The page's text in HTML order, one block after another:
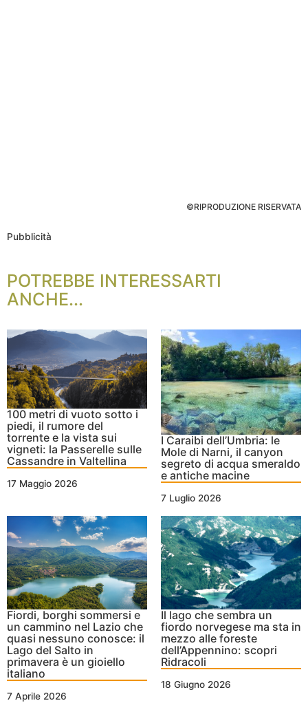
©RIPRODUZIONE RISERVATA
Pubblicità
POTREBBE INTERESSARTI
ANCHE...
100 metri di vuoto sotto i
piedi, il rumore del
torrente e la vista sui
vigneti: la Passerelle sulle
Cassandre in Valtellina
17 Maggio 2026
I Caraibi dell’Umbria: le
Mole di Narni, il canyon
segreto di acqua smeraldo
e antiche macine
7 Luglio 2026
Fiordi, borghi sommersi e
un cammino nel Lazio che
quasi nessuno conosce: il
Lago del Salto in
primavera è un gioiello
italiano
7 Aprile 2026
Il lago che sembra un
fiordo norvegese ma sta in
mezzo alle foreste
dell’Appennino: scopri
Ridracoli
18 Giugno 2026